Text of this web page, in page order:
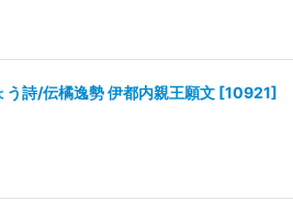
詩/伝橘逸勢 伊都内親王願文 [10921]